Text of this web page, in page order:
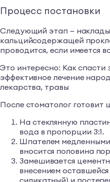
Процесс постановки
Следующий этап —
кальцийсодержащей
проводится, если имеется
Это интересно: Как спасти
эффективное лечение
лекарства, травы
После стоматолог готовит
На стеклянную
вода в пропорции 3:1.
Шпателем
вносится половина
Замешивается
внесением